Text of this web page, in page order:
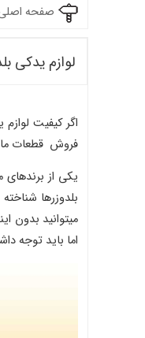
صفحه
لوازم یدکی
اگر کیفیت
فروش قطعات
یکی از برندهای
بلدوزرها
میتوانید بدون
اما باید توجه